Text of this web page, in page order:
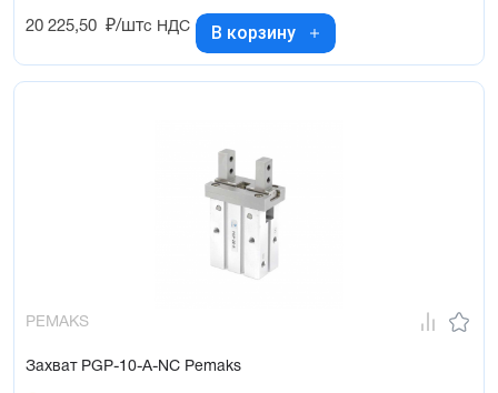
20 225,50 ₽/штс НДС В корзину
PEMAKS
Захват PGP-10-A-NC Pemaks